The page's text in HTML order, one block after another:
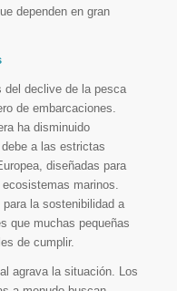
dependen en gran
del declive de la pesca
de embarcaciones.
ha disminuido
a las estrictas
diseñadas para
marinos.
la sostenibilidad a
que muchas pequeñas
de cumplir.
agrava la situación. Los